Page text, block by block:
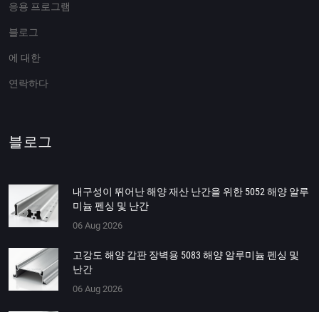
응용 프로그램
블로그
에 대한
연락하다
블로그
내구성이 뛰어난 해양 재산 난간을 위한 5052 해양 알루
미늄 펜싱 및 난간
06 Aug 2026
고강도 해양 갑판 장벽용 5083 해양 알루미늄 펜싱 및
난간
06 Aug 2026